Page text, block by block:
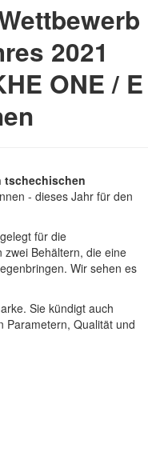
2021
ONE / E
tschechischen
- dieses Jahr für den
für die
zwei Behältern, die eine
Wir sehen es
Sie kündigt auch
Parametern, Qualität und